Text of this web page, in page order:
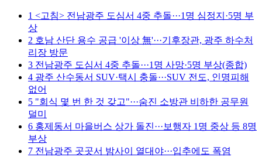
1 <고침> 전남광주 도심서 4중 추돌···1명 심정지·5명 부
상
2 호남 산단 용수 공급 '이상 無'···기후장관, 광주 하수처
리장 방문
3 전남광주 도심서 4중 추돌···1명 사망·5명 부상(종합)
4 광주 산수동서 SUV·택시 충돌···SUV 전도, 인명피해
없어
5 "회식 몇 번 한 것 갖고"···숨진 소방관 비하한 공무원
덜미
6 홍제동서 마을버스 상가 돌진···보행자 1명 중상 등 8명
부상
7 전남광주 곳곳서 밤사이 열대야···입추에도 폭염